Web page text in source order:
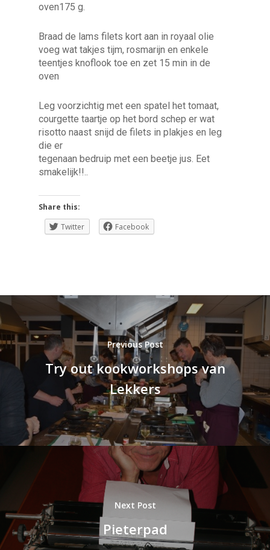
oven175 g.
Braad de lams filets kort aan in royaal olie
voeg wat takjes tijm, rosmarijn en enkele
teentjes knoflook toe en zet 15 min in de
oven
Leg voorzichtig met een spatel het tomaat,
courgette taartje op het bord schep er wat
risotto naast snijd de filets in plakjes en leg
die er
tegenaan bedruip met een beetje jus. Eet
smakelijk!!..
Share this:
Twitter
Facebook
Previous Post
Try out kookworkshops van
Lekkers
Next Post
Pieterpad